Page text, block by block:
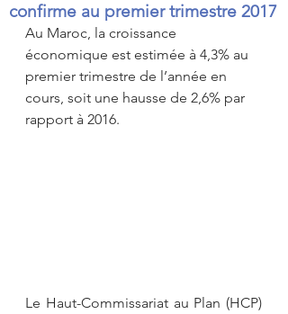
confirme au premier trimestre 2017
Au Maroc, la croissance
économique est estimée à 4,3% au
premier trimestre de l’année en
cours, soit une hausse de 2,6% par
rapport à 2016.
Le Haut-Commissariat au Plan (HCP)